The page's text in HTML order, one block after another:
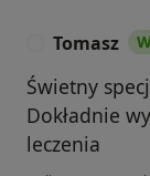
Tomasz
Świetny
Dokładnie
leczenia